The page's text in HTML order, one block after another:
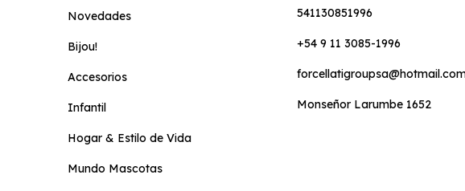
Novedades
Bijou!
Accesorios
Infantil
Hogar & Estilo de Vida
Mundo Mascotas
541130851996
+54 9 11 3085-1996
Monseñor Larumbe 1652